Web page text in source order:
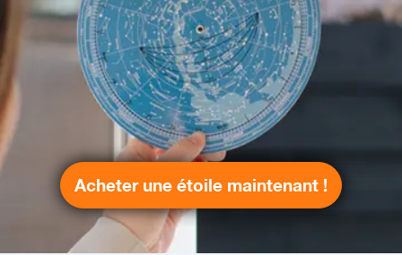
Acheter une étoile maintenant !